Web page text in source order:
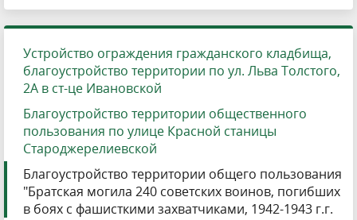
Устройство ограждения гражданского кладбища,
благоустройство территории по ул. Льва Толстого,
2А в ст-це Ивановской
Благоустройство территории общественного
пользования по улице Красной станицы
Староджерелиевской
Благоустройство территории общего пользования
"Братская могила 240 советских воинов, погибших
в боях с фашисткими захватчиками, 1942-1943 г.г.